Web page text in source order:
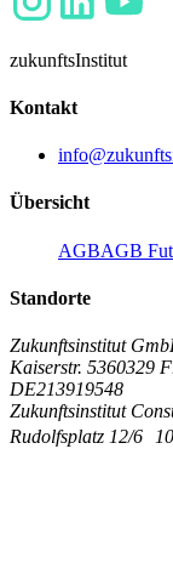
zukunftsInstitut
Kontakt
Übersicht
AGBAGB
Standorte
Zukunftsinstitut
Kaiserstr. 5360329
DE213919548
Zukunftsinstitut
Rudolfsplatz 12/6